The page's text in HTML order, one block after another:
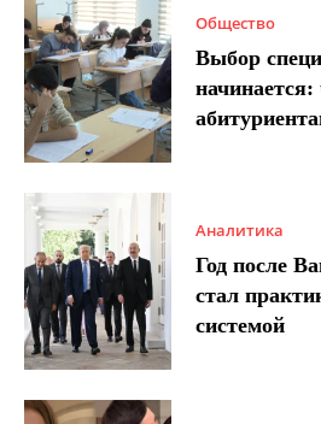
Общество
Выбор
Аналитика
Год после
стал
системой